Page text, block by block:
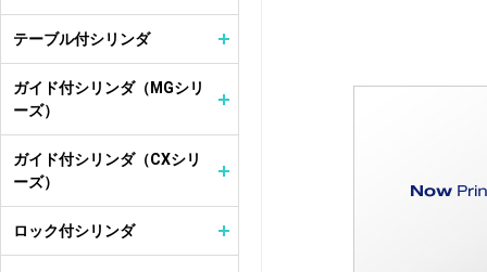
テーブル付シリンダ
ガイド付シリンダ（MGシリ
ーズ）
ガイド付シリンダ（CXシリ
ーズ）
ロック付シリンダ